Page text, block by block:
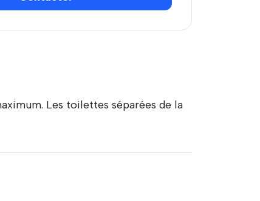
Les toilettes séparées de la